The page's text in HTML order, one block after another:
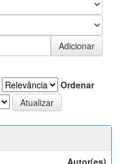
Ordenar
Autor(es)